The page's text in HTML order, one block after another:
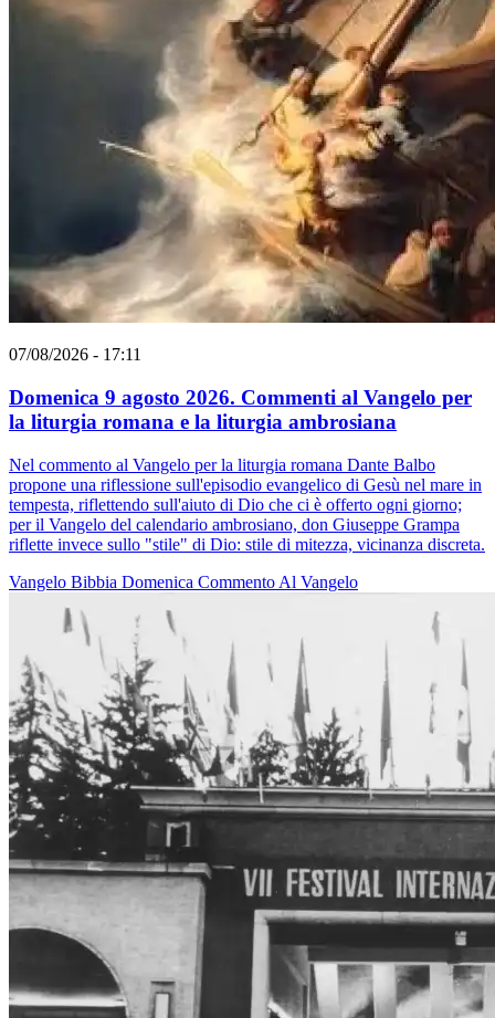
07/08/2026 - 17:11
Domenica 9 agosto 2026. Commenti al Vangelo per
la liturgia romana e la liturgia ambrosiana
Nel commento al Vangelo per la liturgia romana Dante Balbo
propone una riflessione sull'episodio evangelico di Gesù nel mare in
tempesta, riflettendo sull'aiuto di Dio che ci è offerto ogni giorno;
per il Vangelo del calendario ambrosiano, don Giuseppe Grampa
riflette invece sullo "stile" di Dio: stile di mitezza, vicinanza discreta.
Vangelo Bibbia Domenica Commento Al Vangelo